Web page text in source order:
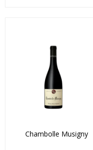
Chambolle Musigny